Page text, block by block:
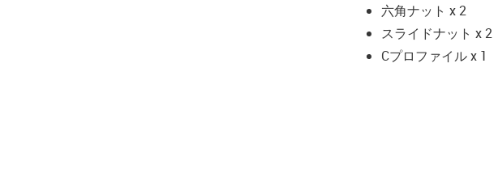
六角ナット x 2
スライドナット x 2
Cプロファイル x 1